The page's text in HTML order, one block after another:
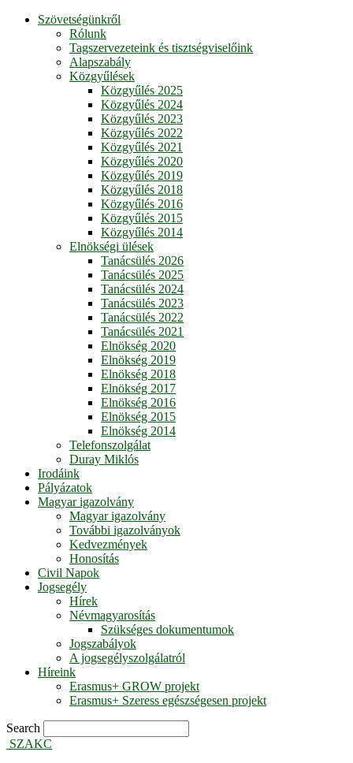
Szövetségünkről
Rólunk
Tagszervezeteink és tisztségviselőink
Alapszabály
Közgyűlések
Közgyűlés 2025
Közgyűlés 2024
Közgyűlés 2023
Közgyűlés 2022
Közgyűlés 2021
Közgyűlés 2020
Közgyűlés 2019
Közgyűlés 2018
Közgyűlés 2016
Közgyűlés 2015
Közgyűlés 2014
Elnökségi ülések
Tanácsülés 2026
Tanácsülés 2025
Tanácsülés 2024
Tanácsülés 2023
Tanácsülés 2022
Tanácsülés 2021
Elnökség 2020
Elnökség 2019
Elnökség 2018
Elnökség 2017
Elnökség 2016
Elnökség 2015
Elnökség 2014
Telefonszolgálat
Duray Miklós
Irodáink
Pályázatok
Magyar igazolvány
Magyar igazolvány
További igazolványok
Kedvezmények
Honosítás
Civil Napok
Jogsegély
Hírek
Névmagyarosítás
Szükséges dokumentumok
Jogszabályok
A jogsegélyszolgálatról
Híreink
Erasmus+ GROW projekt
Erasmus+ Szeress egészségesen projekt
Search
SZAKC